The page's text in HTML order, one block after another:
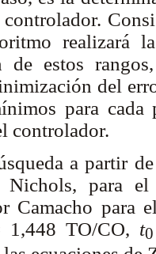
realizará
de estos
del
para
controlador.
a partir
para el
Camacho para
TO/CO, t0